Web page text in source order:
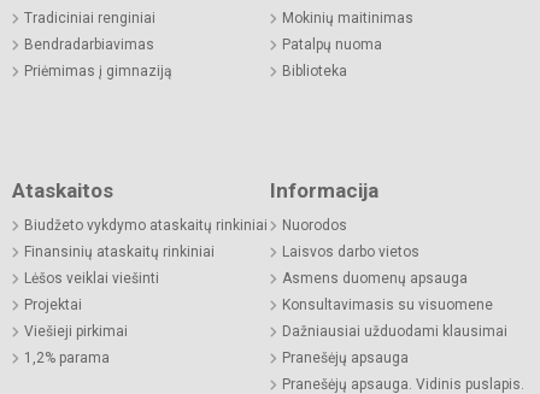
Tradiciniai renginiai
Bendradarbiavimas
Priėmimas į gimnaziją
Mokinių maitinimas
Patalpų nuoma
Biblioteka
Ataskaitos
Biudžeto vykdymo ataskaitų rinkiniai
Finansinių ataskaitų rinkiniai
Lėšos veiklai viešinti
Projektai
Viešieji pirkimai
1,2% parama
Informacija
Nuorodos
Laisvos darbo vietos
Asmens duomenų apsauga
Konsultavimasis su visuomene
Dažniausiai užduodami klausimai
Pranešėjų apsauga
Pranešėjų apsauga. Vidinis puslapis.